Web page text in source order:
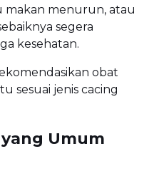
makan menurun, atau
segera
kesehatan.
obat
sesuai jenis cacing
Umum